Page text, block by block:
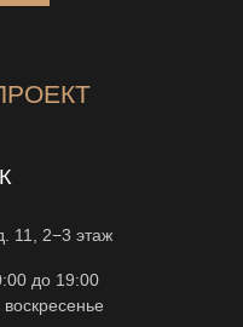
11, 2−3 этаж
до 19:00